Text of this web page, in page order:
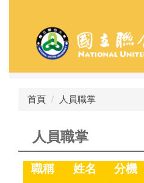
容
首頁 人員職掌
人員職掌
職稱 姓名 分機